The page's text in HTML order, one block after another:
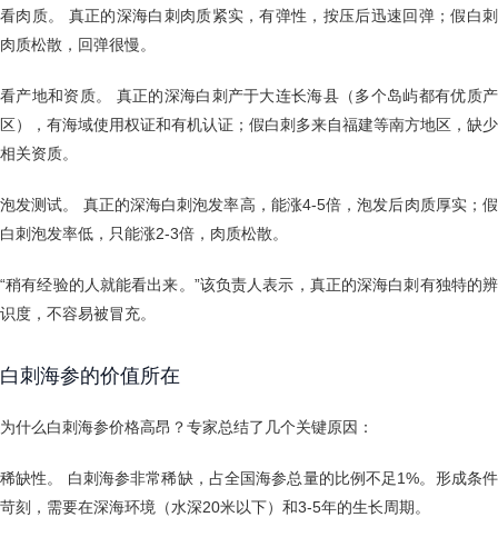
看肉质。 真正的深海白刺肉质紧实，有弹性，按压后迅速回弹；假白刺
肉质松散，回弹很慢。
看产地和资质。 真正的深海白刺产于大连长海县（多个岛屿都有优质产
区），有海域使用权证和有机认证；假白刺多来自福建等南方地区，缺少
相关资质。
泡发测试。 真正的深海白刺泡发率高，能涨4-5倍，泡发后肉质厚实；假
白刺泡发率低，只能涨2-3倍，肉质松散。
“稍有经验的人就能看出来。”该负责人表示，真正的深海白刺有独特的辨
识度，不容易被冒充。
白刺海参的价值所在
为什么白刺海参价格高昂？专家总结了几个关键原因：
稀缺性。 白刺海参非常稀缺，占全国海参总量的比例不足1%。形成条件
苛刻，需要在深海环境（水深20米以下）和3-5年的生长周期。